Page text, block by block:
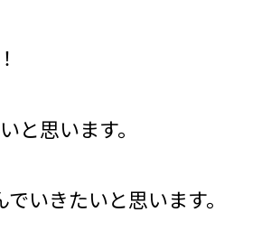
と思います。
いきたいと思います。